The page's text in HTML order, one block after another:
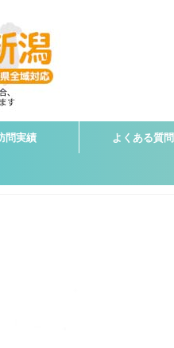
問実績 よくある質問